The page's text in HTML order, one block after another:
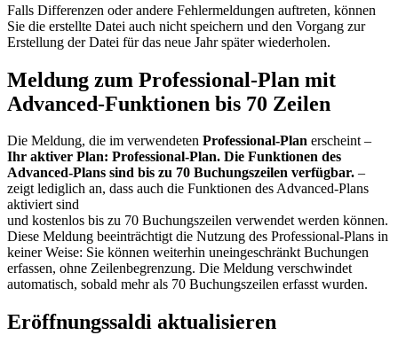
Falls Differenzen oder andere Fehlermeldungen auftreten, können
Sie die erstellte Datei auch nicht speichern und den Vorgang zur
Erstellung der Datei für das neue Jahr später wiederholen.
Meldung zum Professional-Plan mit
Advanced-Funktionen bis 70 Zeilen
Die Meldung, die im verwendeten Professional-Plan erscheint –
Ihr aktiver Plan: Professional-Plan. Die Funktionen des
Advanced-Plans sind bis zu 70 Buchungszeilen verfügbar. –
zeigt lediglich an, dass auch die Funktionen des Advanced-Plans
aktiviert sind
und kostenlos bis zu 70 Buchungszeilen verwendet werden können.
Diese Meldung beeinträchtigt die Nutzung des Professional-Plans in
keiner Weise: Sie können weiterhin uneingeschränkt Buchungen
erfassen, ohne Zeilenbegrenzung. Die Meldung verschwindet
automatisch, sobald mehr als 70 Buchungszeilen erfasst wurden.
Eröffnungssaldi aktualisieren